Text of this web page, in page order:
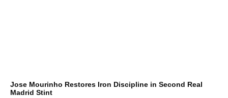
Jose Mourinho Restores Iron Discipline in Second Real
Madrid Stint